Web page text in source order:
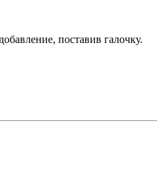
поставив галочку.